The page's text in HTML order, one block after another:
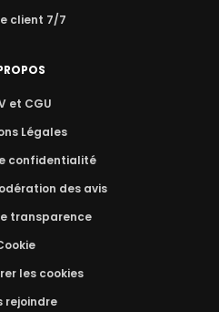
client 7/7
et CGU
Légales
confidentialité
des avis
transparence
les cookies
rejoindre